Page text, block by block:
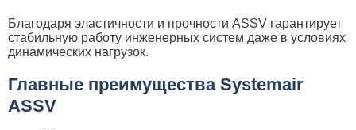
Благодаря эластичности и прочности ASSV гарантирует
стабильную работу инженерных систем даже в условиях
динамических нагрузок.
Главные преимущества Systemair
ASSV